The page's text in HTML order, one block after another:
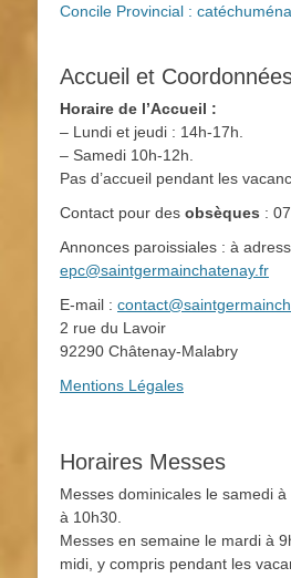
Concile Provincial :
Accueil et
Horaire de l’Accueil :
– Lundi et jeudi : 14h-17h.
– Samedi 10h-12h.
Pas d’accueil pendant les
Contact pour des obsèques :
Annonces paroissiales : à
epc@saintgermainchatenay.fr
E-mail :
2 rue du Lavoir
92290 Châtenay-Malabry
Mentions Légales
Horaires Messes
Messes dominicales le samedi
à 10h30.
Messes en semaine le mardi à
midi, y compris pendant les